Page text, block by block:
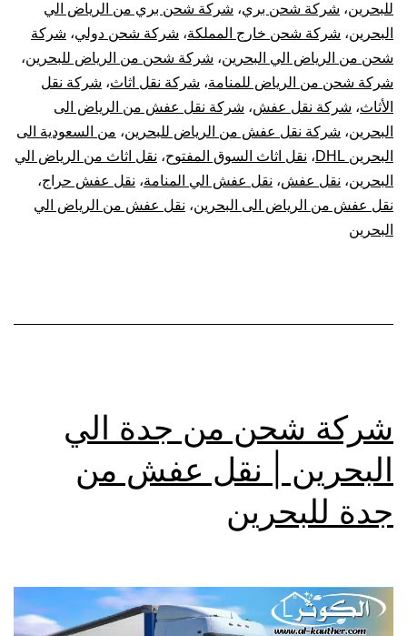
للبحرين، شركة شحن بري، شركة شحن بري من الرياض الي
البحرين، شركة شحن خارج المملكة، شركة شحن دولي، شركة
شحن من الرياض الي البحرين، شركة شحن من الرياض للبحرين،
شركة شحن من الرياض للمنامة، شركة نقل اثاث، شركة نقل
الأثاث، شركة نقل عفش، شركة نقل عفش من الرياض الى
البحرين، شركة نقل عفش من الرياض للبحرين، من السعودية الى
البحرين DHL
، نقل اثاث السوق المفتوح، نقل اثاث من الرياض الي
البحرين، نقل عفش، نقل عفش الي المنامة، نقل عفش حراج،
نقل عفش من الرياض الى البحرين، نقل عفش من الرياض الي
البحرين
شركة شحن من جدة الي
البحرين | نقل عفش من
جدة للبحرين